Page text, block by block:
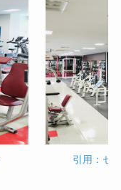
引用：セ